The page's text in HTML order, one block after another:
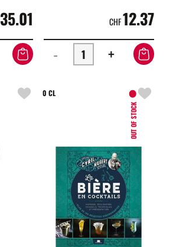
35.01
CHF12.37
-
+
0 CL
OUT OF STOCK